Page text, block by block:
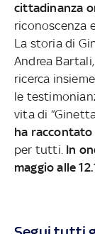
cittadinanza
riconoscenza
La storia di
Andrea
ricerca
le
vita di
ha
per tutti. In
maggio alle